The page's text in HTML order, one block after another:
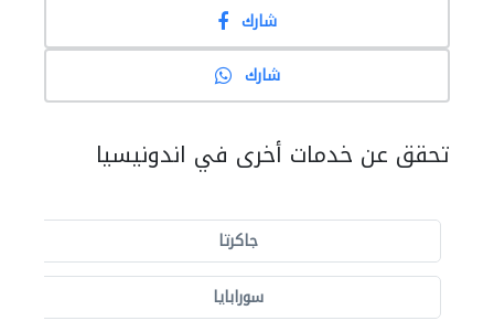
شارك
شارك
تحقق عن خدمات أخرى في اندونيسيا
جاكرتا
سورابايا